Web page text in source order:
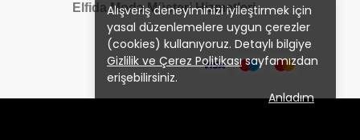
Alışveriş deneyiminizi iyileştirmek için
yasal düzenlemelere uygun çerezler
(cookies) kullanıyoruz. Detaylı bilgiye
Gizlilik ve Çerez Politikasısayfamızdan
erişebilirsiniz.
Anladım
Elfida Moda Müşteri Hizmetleri